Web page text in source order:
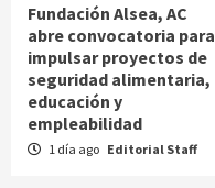
Fundación Alsea, AC
abre convocatoria para
impulsar proyectos de
seguridad alimentaria,
educación y
empleabilidad
1 día ago Editorial Staff